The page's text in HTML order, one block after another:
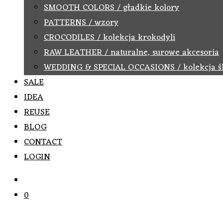
SMOOTH COLORS / gładkie kolory
PATTERNS / wzory
CROCODILES / kolekcja krokodyli
RAW LEATHER / naturalne, surowe akcesoria
WEDDING & SPECIAL OCCASIONS / kolekcja
SALE
IDEA
REUSE
BLOG
CONTACT
LOGIN
0